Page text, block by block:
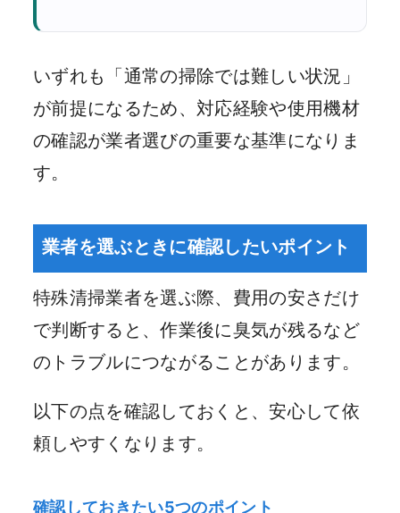
いずれも「通常の掃除では難しい状況」
が前提になるため、対応経験や使用機材
の確認が業者選びの重要な基準になりま
す。
業者を選ぶときに確認したいポイント
特殊清掃業者を選ぶ際、費用の安さだけ
で判断すると、作業後に臭気が残るなど
のトラブルにつながることがあります。
以下の点を確認しておくと、安心して依
頼しやすくなります。
確認しておきたい5つのポイント